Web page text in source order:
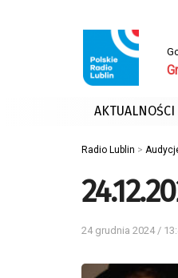
AKTUALNOŚCI
Radio Lublin >
24 grudnia 2024 /